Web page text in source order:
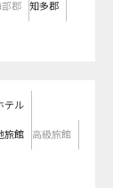
部郡 知多郡
テル
旅館 高級旅館